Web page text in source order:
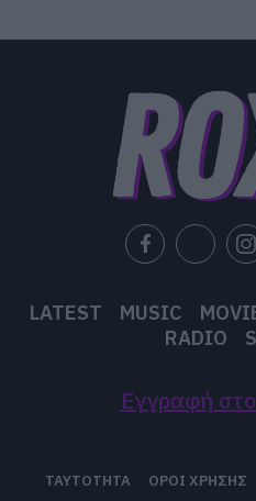
LATEST MUSIC
RADIO
Εγγραφή
ΤΑΥΤΟΤΗΤΑ ΟΡΟΙ ΧΡΗΣΗΣ